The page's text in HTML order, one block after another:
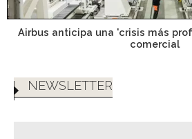
Airbus anticipa una 'crisis más
comercial
NEWSLETTER